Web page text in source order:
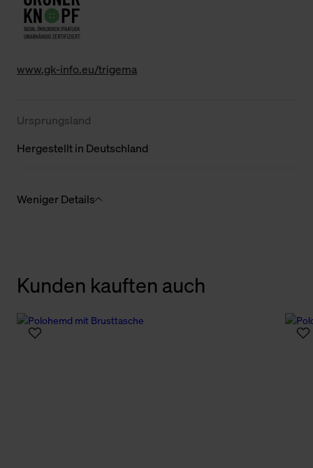
www.gk-info.eu/trigema
Ursprungsland
Hergestellt in Deutschland
Weniger Details
Kunden kauften auch